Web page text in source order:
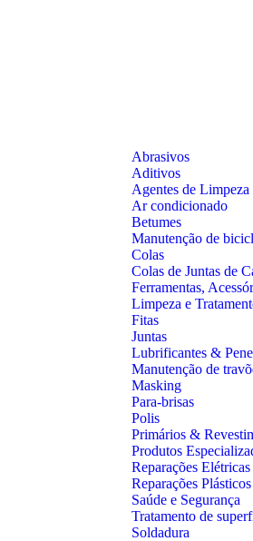
Abrasivos
Aditivos
Agentes de Limpeza
Ar condicionado
Betumes
Manutenção de
Colas
Colas de Juntas de
Ferramentas,
Limpeza e
Fitas
Juntas
Lubrificantes &
Manutenção de
Masking
Para-brisas
Polis
Primários &
Produtos
Reparações Elétricas
Reparações
Saúde e Segurança
Tratamento de
Soldadura